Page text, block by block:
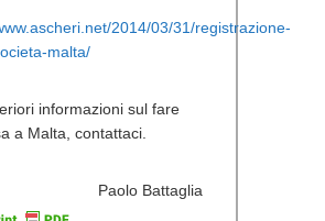
2014/03/31/registrazione-
malta/
informazioni sul fare
a Malta, contattaci.
Paolo Battaglia